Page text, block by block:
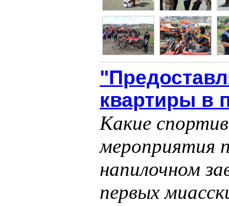
квартиры в
Какие
мероприятия
напилочном
первых